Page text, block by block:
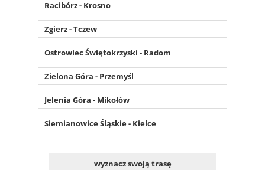
Racibórz - Krosno
Zgierz - Tczew
Ostrowiec Świętokrzyski - Radom
Zielona Góra - Przemyśl
Jelenia Góra - Mikołów
Siemianowice Śląskie - Kielce
wyznacz swoją trasę